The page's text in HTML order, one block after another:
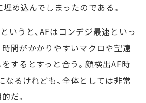
め込んでしまったのである。
いうと、AFはコンデジ最速といっ
間がかかりやすいマクロや望遠
するとすっと合う。顔検出AF時
なるけれども、全体としては非常
だ。